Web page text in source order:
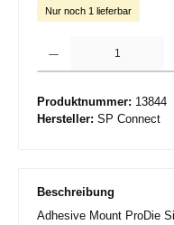
Nur noch 1 lieferbar
Produktnummer: 13844
Hersteller: SP Connect
Beschreibung
Adhesive Mount ProDie